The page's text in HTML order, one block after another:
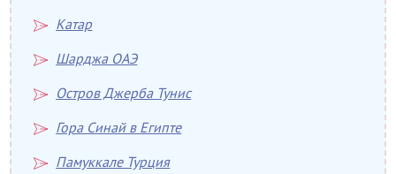
Катар
Шарджа ОАЭ
Остров Джерба Тунис
Гора Синай в Египте
Памуккале Турция